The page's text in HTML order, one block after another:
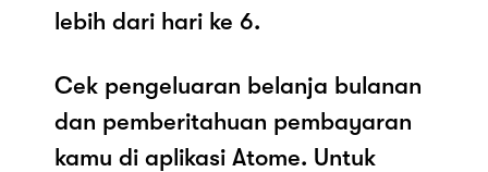
lebih dari hari ke 6.
Cek pengeluaran belanja bulanan
dan pemberitahuan pembayaran
kamu di aplikasi Atome. Untuk